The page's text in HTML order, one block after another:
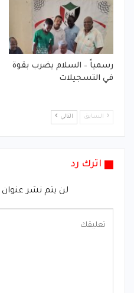
رسمياً – السلام يضرب بقوة
في التسجيلات
السابق التالي
اترك رد
لن يتم نشر عنوان